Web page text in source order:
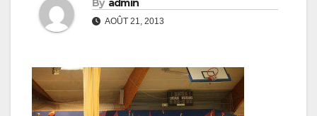
By admin
AOÛT 21, 2013